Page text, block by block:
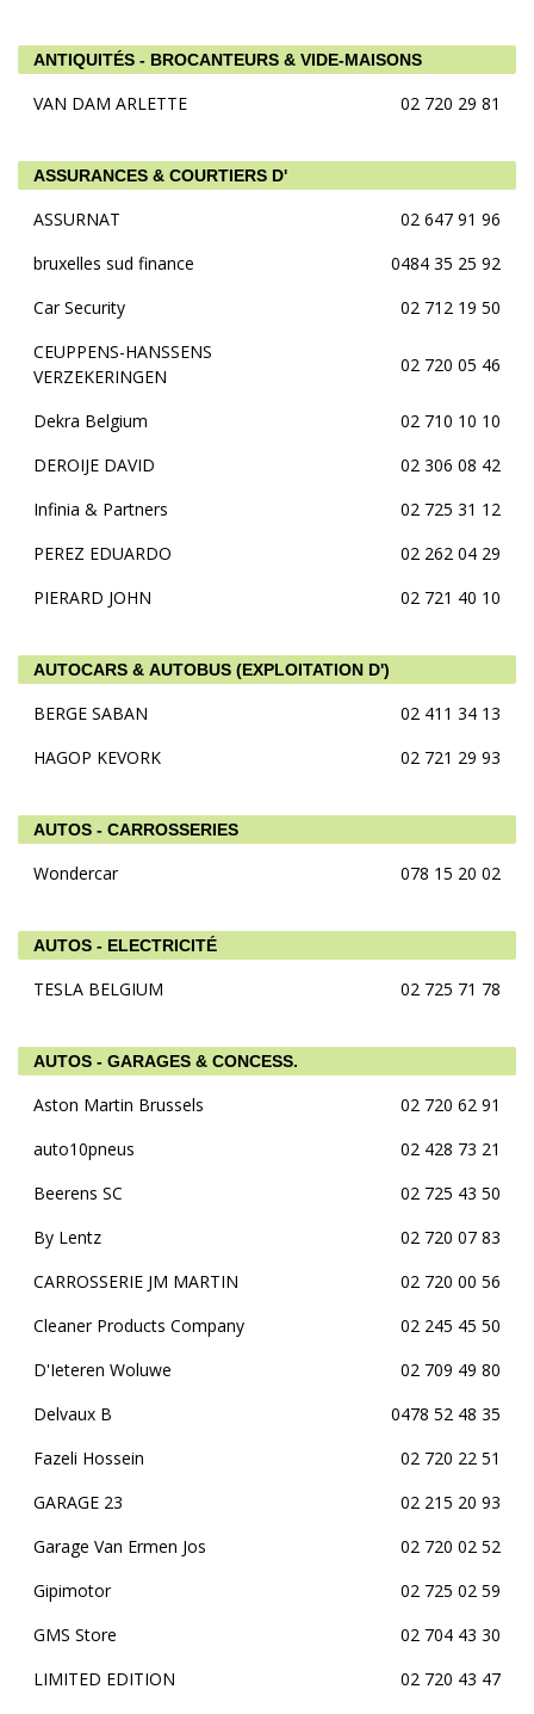
ANTIQUITÉS - BROCANTEURS & VIDE-MAISONS
VAN DAM ARLETTE 02 720 29 81
ASSURANCES & COURTIERS D'
ASSURNAT
02 647 91 96
bruxelles sud finance
0484 35 25 92
Car Security
02 712 19 50
CEUPPENS-HANSSENS
VERZEKERINGEN
02 720 05 46
Dekra Belgium
02 710 10 10
DEROIJE DAVID
02 306 08 42
Infinia & Partners
02 725 31 12
PEREZ EDUARDO
02 262 04 29
PIERARD JOHN
02 721 40 10
AUTOCARS & AUTOBUS (EXPLOITATION D')
BERGE SABAN
02 411 34 13
HAGOP KEVORK
02 721 29 93
AUTOS - CARROSSERIES
Wondercar 078 15 20 02
AUTOS - ELECTRICITÉ
TESLA BELGIUM 02 725 71 78
AUTOS - GARAGES & CONCESS.
Aston Martin Brussels
02 720 62 91
auto10pneus
02 428 73 21
Beerens SC
02 725 43 50
By Lentz
02 720 07 83
CARROSSERIE JM MARTIN
02 720 00 56
Cleaner Products Company
02 245 45 50
D'Ieteren Woluwe
02 709 49 80
Delvaux B
0478 52 48 35
Fazeli Hossein
02 720 22 51
GARAGE 23
02 215 20 93
Garage Van Ermen Jos
02 720 02 52
Gipimotor
02 725 02 59
GMS Store
02 704 43 30
LIMITED EDITION
02 720 43 47